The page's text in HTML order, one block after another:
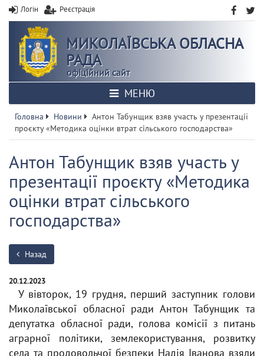
Логін Реєстрація
МИКОЛАЇВСЬКА ОБЛАСНА
РАДА
офіційний сайт
МЕНЮ
Головна Новини
Антон Табунщик взяв участь у презентації
проєкту «Методика оцінки втрат сільського господарства»
Антон Табунщик взяв участь у
презентації проєкту «Методика
оцінки втрат сільського
господарства»
Назад
20.12.2023
У вівторок, 19 грудня, перший заступник голови
Миколаївської обласної ради Антон Табунщик та
депутатка обласної ради, голова комісії з питань
аграрної політики, землекористування, розвитку
села та продовольчої безпеки Надія Іванова взяли